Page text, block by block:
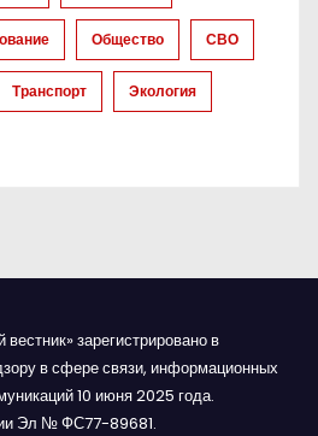
Общество СВО
Транспорт Экология
зарегистрировано в
в сфере связи, информационных
10 июня 2025 года.
Эл № ФС77-89681.